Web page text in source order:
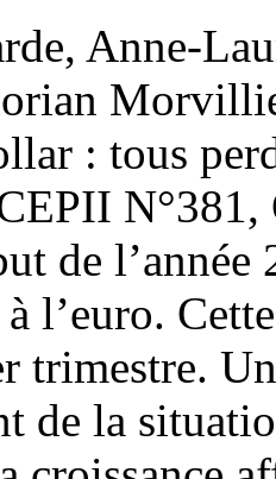
Anne-
: tous
N°381,
de
l’euro.
trimestre.
de la